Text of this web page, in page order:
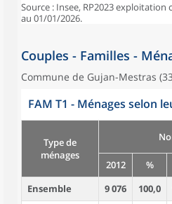
Source : Insee, RP2023
au 01/01/2026.
Couples - Familles -
Commune de Gujan-Mestras
FAM T1 - Ménages selon
Type de
ménages
2012 %
Ensemble
9 076 100,0